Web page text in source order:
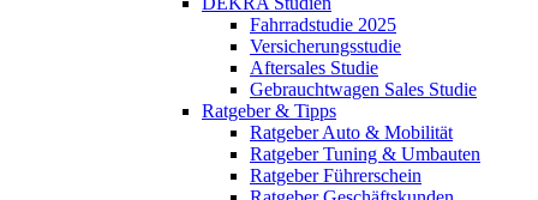
Fahrradstudie 2025
Versicherungsstudie
Aftersales Studie
Gebrauchtwagen Sales Studie
Ratgeber & Tipps
Ratgeber Auto & Mobilität
Ratgeber Tuning & Umbauten
Ratgeber Führerschein